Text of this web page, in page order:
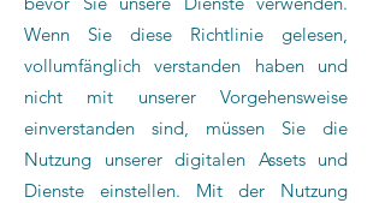
Wenn Sie diese Richtlinie gelesen,
vollumfänglich verstanden haben und
nicht mit unserer Vorgehensweise
einverstanden sind, müssen Sie die
Nutzung unserer digitalen Assets und
Dienste einstellen. Mit der Nutzung